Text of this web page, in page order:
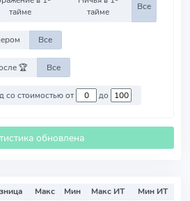
тайме
тайме
Все
Все
🏆 Все
Против команд со стоимостью от до
обновлена
Макс Мин Макс ИТ
Мин ИТ